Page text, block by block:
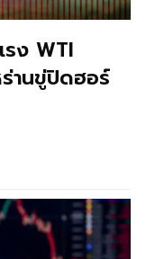
ง WTI
านขู่ปิดฮอร์